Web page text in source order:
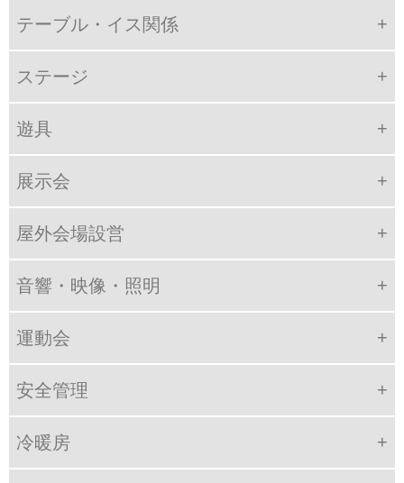
テーブル・イス関係
ステージ
遊具
展示会
屋外会場設営
音響・映像・照明
運動会
安全管理
冷暖房